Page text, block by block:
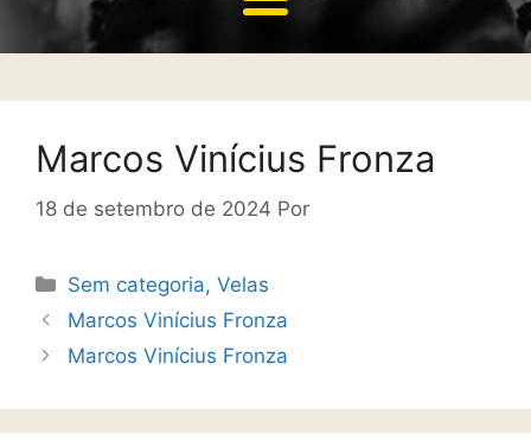
Marcos Vinícius Fronza
18 de setembro de 2024 Por
Sem categoria,Velas
Marcos Vinícius Fronza
Marcos Vinícius Fronza